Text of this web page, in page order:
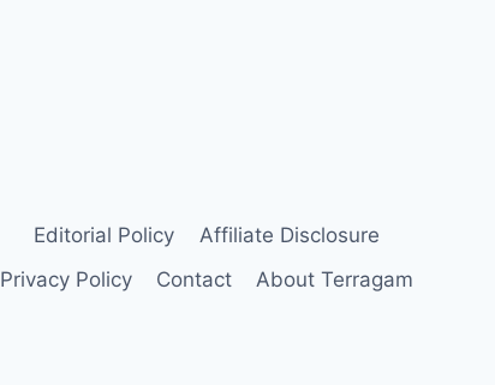
Editorial Policy
Affiliate Disclosure
Privacy Policy
Contact About Terragam